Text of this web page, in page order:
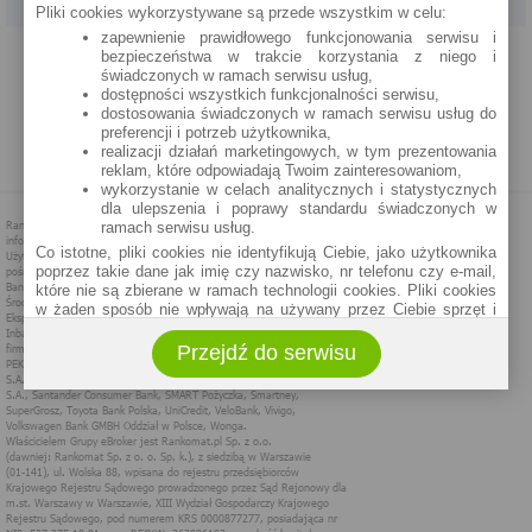
PROGRAM PARTNERSKI O NAS REKLAMA REGULAMIN
POLITYKA PRYWATNOŚCI POLITYKA COOKIES ZASADY PLASOWANIA
Pliki cookies wykorzystywane są przede wszystkim w celu:
zapewnienie prawidłowego funkcjonowania serwisu i
bezpieczeństwa w trakcie korzystania z niego i
świadczonych w ramach serwisu usług,
dostępności wszystkich funkcjonalności serwisu,
dostosowania świadczonych w ramach serwisu usług do
preferencji i potrzeb użytkownika,
realizacji działań marketingowych, w tym prezentowania
reklam, które odpowiadają Twoim zainteresowaniom,
wykorzystanie w celach analitycznych i statystycznych
dla ulepszenia i poprawy standardu świadczonych w
ramach serwisu usług.
Co istotne, pliki cookies nie identyfikują Ciebie, jako użytkownika
poprzez takie dane jak imię czy nazwisko, nr telefonu czy e-mail,
które nie są zbierane w ramach technologii cookies. Pliki cookies
w żaden sposób nie wpływają na używany przez Ciebie sprzęt i
Zakres wykorzystywania plików cookies możliwy jest do
określenia w ustawieniach przeglądarki każdego użytkownika. Bez
wprowadzenia zmian ustawień, informacje w plikach cookies mogą
być zapisywane w pamięci Twojego urządzenia.
Administratorem danych pozyskiwanych w technologii cookies jest
spółka Rankomat.pl Sp. z o.o. (dawniej: Rankomat Sp. z o. o. Sp.
k.) z siedzibą w Warszawie, ul. Wolska 88, 01 - 141 Warszawa.
Możesz jako użytkownik w każdym czasie skontaktować się z
administratorem pod adresem bok@ebroker.pl, jak również wyrazić
Przejdź do serwisu